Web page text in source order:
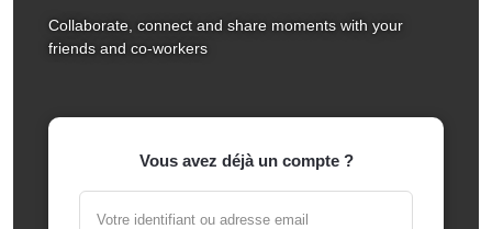
Collaborate, connect and share moments with your
friends and co-workers
Vous avez déjà un compte ?
Votre identifiant ou adresse email